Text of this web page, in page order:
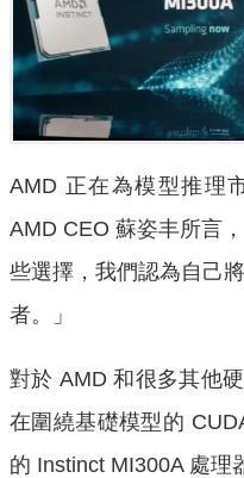
AMD 正在為模型推理
AMD CEO 蘇姿丰所言
些選擇，我們認為自己
者。」
對於 AMD 和很多其他
在圍繞基礎模型的
的 Instinct MI300A 處理